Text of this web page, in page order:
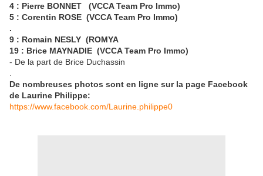
4 : Pierre BONNET (VCCA Team Pro Immo)
5 : Corentin ROSE (VCCA Team Pro Immo)
.
9 : Romain NESLY (ROMYA
19 : Brice MAYNADIE (VCCA Team Pro Immo)
- De la part de Brice Duchassin
De nombreuses photos sont en ligne sur la page Facebook
de Laurine Philippe:
https://www.facebook.com/Laurine.philippe0